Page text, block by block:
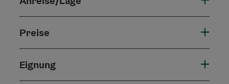
Preise
Eignung